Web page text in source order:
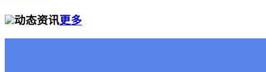
动态资讯更多